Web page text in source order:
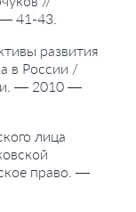
41-43.
развития
в России /
— 2010 —
лица
право. —